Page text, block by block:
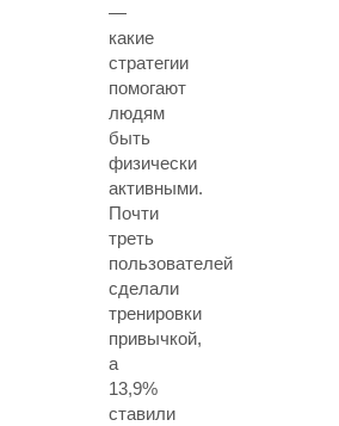
—
какие
стратегии
помогают
людям
быть
физически
активными.
Почти
треть
пользователей
сделали
тренировки
привычкой,
а
13,9%
ставили